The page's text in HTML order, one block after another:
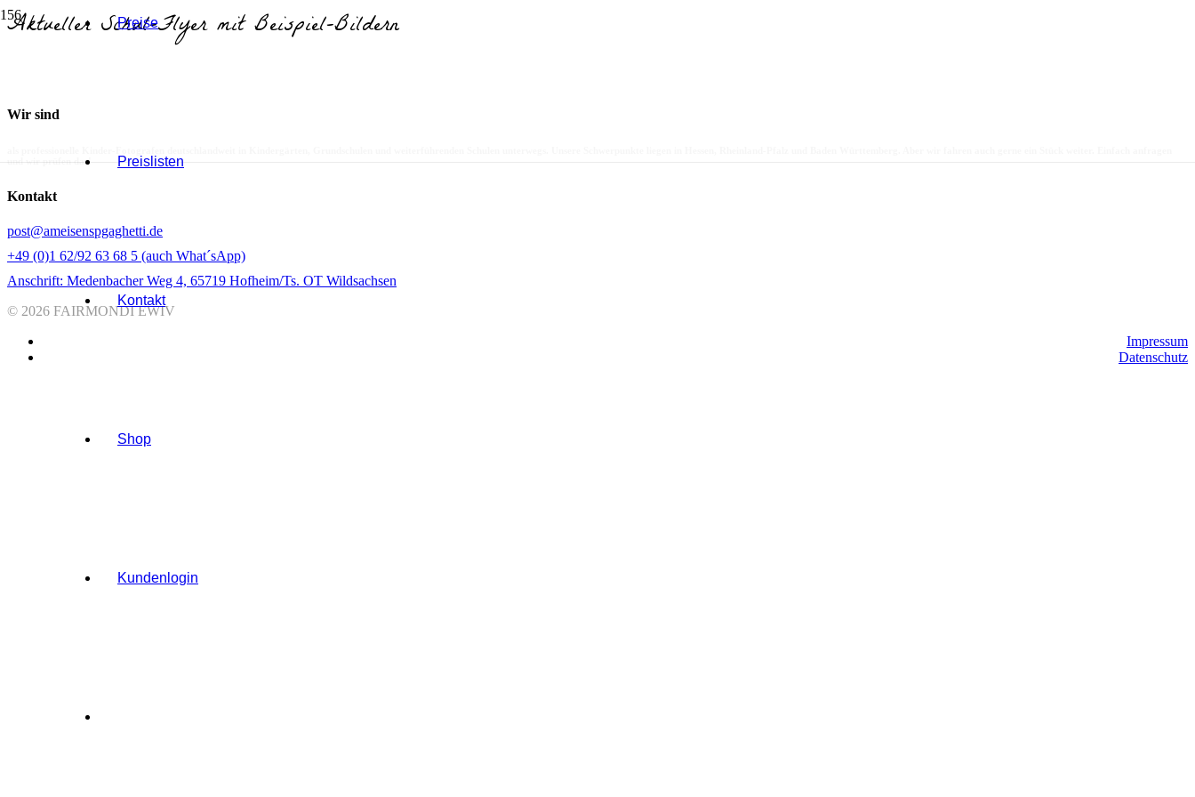
Preise
Preislisten
Kontakt
Shop
Kundenlogin
Aktueller Schul-Flyer mit Beispiel-Bildern
Wir sind
und wir prüfen das!
Kontakt
post@ameisenspgaghetti.de
+49 (0)1 62/92 63 68 5 (auch What´sApp)
Anschrift: Medenbacher Weg 4, 65719 Hofheim/Ts. OT Wildsachsen
© 2026 FAIRMONDI EWIV
Impressum
Datenschutz